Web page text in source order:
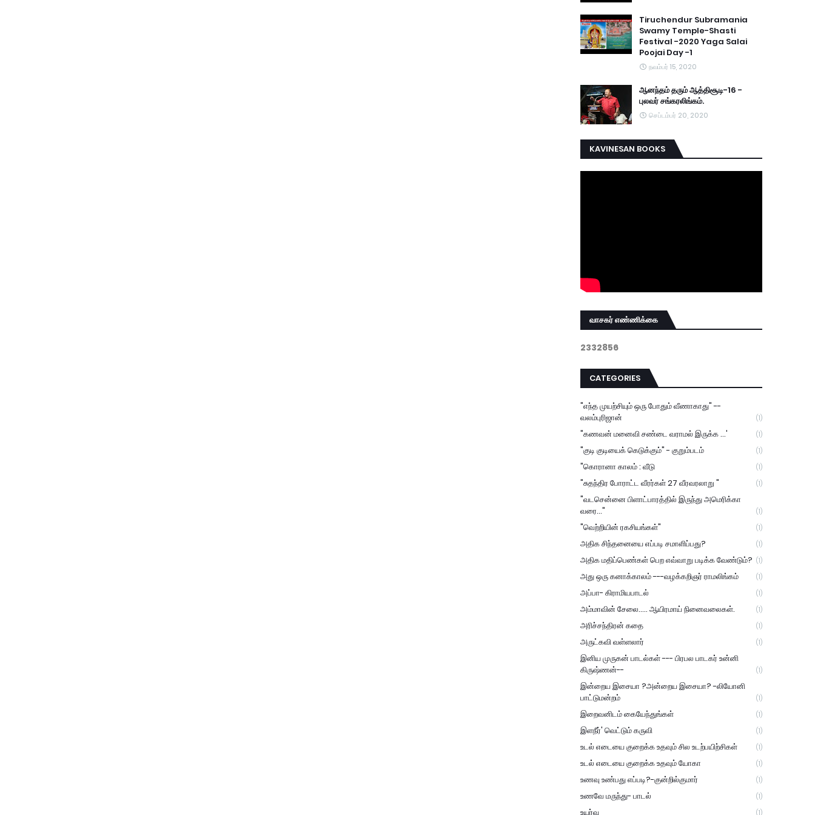
Tiruchendur Subramania
Swamy Temple-Shasti
Festival -2020 Yaga Salai
Poojai Day -1
நவம்பர் 15, 2020
ஆனந்தம் தரும் ஆத்திசூடி-16 -
புலவர் சங்கரலிங்கம்.
செப்டம்பர் 20, 2020
KAVINESAN BOOKS
வாசகர் எண்ணிக்கை
2332856
CATEGORIES
"எந்த முயற்சியும் ஒரு போதும் வீணாகாது" --
வலம்புரிஜான்
(1)
"கணவன் மனைவி சண்டை வராமல் இருக்க ...' (1)
"குடி குடியைக் கெடுக்கும்" - குறும்படம் (1)
"கொரானா காலம் : வீடு (1)
"சுதந்திர போராட்ட வீரர்கள் 27 வீரவரலாறு " (1)
"வடசென்னை பிளாட்பாரத்தில் இருந்து அமெரிக்கா
வரை..."
(1)
"வெற்றியின் ரகசியங்கள்" (1)
அதிக சிந்தனையை எப்படி சமாளிப்பது? (1)
அதிக மதிப்பெண்கள் பெற எவ்வாறு படிக்க வேண்டும்? (1)
அது ஒரு கனாக்காலம் ---வழக்கறிஞர் ராமலிங்கம் (1)
அப்பா- கிராமியபாடல் (1)
அம்மாவின் சேலை..... ஆயிரமாய் நினைவலைகள். (1)
அரிச்சந்திரன் கதை (1)
அருட்கவி வள்ளலார் (1)
இனிய முருகன் பாடல்கள் --- பிரபல பாடகர் உன்னி
கிருஷ்ணன்--
(1)
இன்றைய இசையா ?அன்றைய இசையா? -லியோனி
பாட்டுமன்றம்
(1)
இறைவனிடம் கையேந்துங்கள் (1)
இளநீர்' வெட்டும் கருவி (1)
உடல் எடையை குறைக்க உதவும் சில உடற்பயிற்சிகள் (1)
உடல் எடையை குறைக்க உதவும் யோகா (1)
உணவு உண்பது எப்படி?-குன்றில்குமார் (1)
உணவே மருந்து- பாடல் (1)
உயர்வு (1)